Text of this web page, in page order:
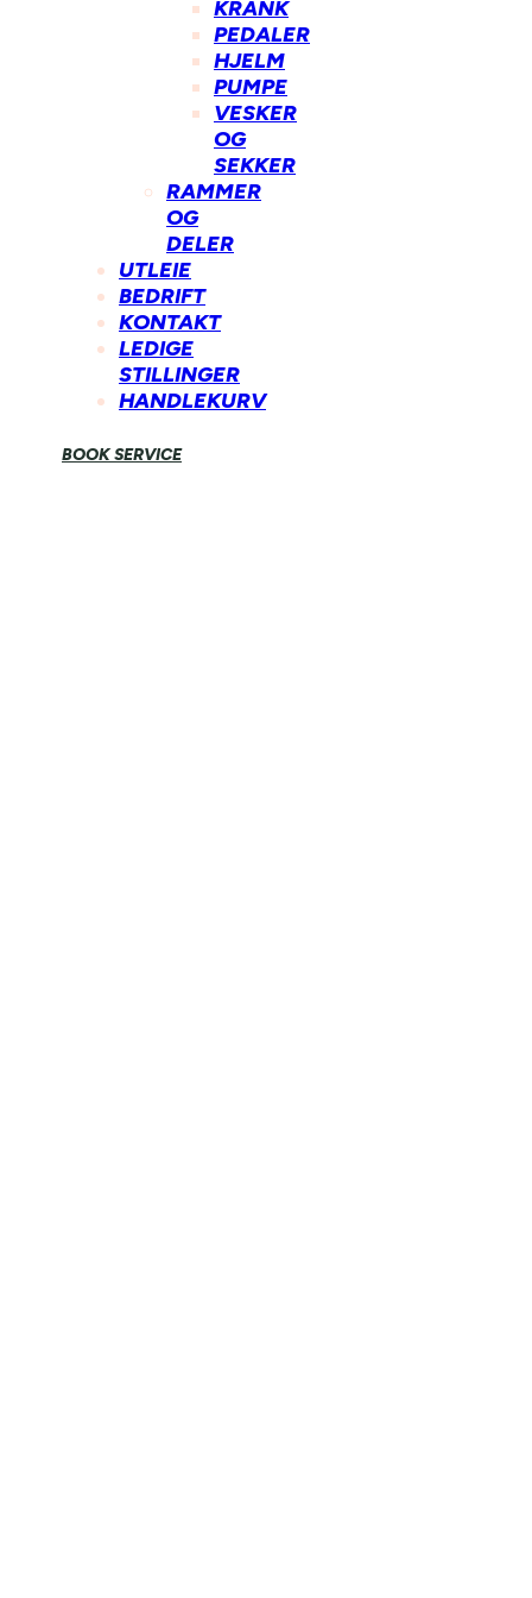
KRANK
PEDALER
HJELM
PUMPE
VESKER
OG
SEKKER
RAMMER
OG
DELER
UTLEIE
BEDRIFT
KONTAKT
LEDIGE
STILLINGER
HANDLEKURV
BOOK SERVICE